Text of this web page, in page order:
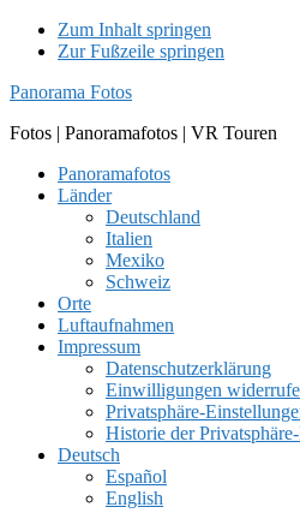
Zum Inhalt springen
Zur Fußzeile springen
Panorama Fotos
Fotos | Panoramafotos | VR Touren
Panoramafotos
Länder
Deutschland
Italien
Mexiko
Schweiz
Orte
Luftaufnahmen
Impressum
Datenschutzerklärung
Einwilligungen
Privatsphäre-
Historie der
Deutsch
Español
English